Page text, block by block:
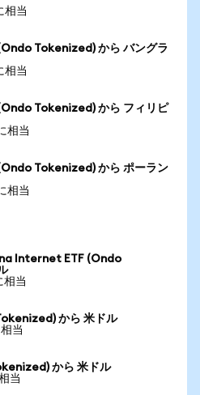
相当
Tokenized) から バングラ
相当
Tokenized) から フィリピ
相当
Tokenized) から ポーラン
相当
Internet ETF (Ondo
相当
から 米ドル
当
から 米ドル
当